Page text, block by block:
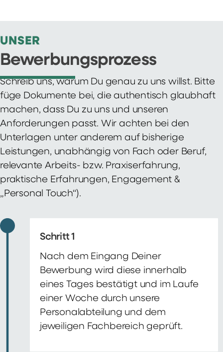
UNSER
Bewerbungsprozess
Schreib uns, warum Du genau zu uns willst. Bitte
füge Dokumente bei, die authentisch glaubhaft
machen, dass Du zu uns und unseren
Anforderungen passt. Wir achten bei den
Unterlagen unter anderem auf bisherige
Leistungen, unabhängig von Fach oder Beruf,
relevante Arbeits- bzw. Praxiserfahrung,
praktische Erfahrungen, Engagement &
„Personal Touch“).
Schritt 1
Nach dem Eingang Deiner
Bewerbung wird diese innerhalb
eines Tages bestätigt und im Laufe
einer Woche durch unsere
Personalabteilung und dem
jeweiligen Fachbereich geprüft.